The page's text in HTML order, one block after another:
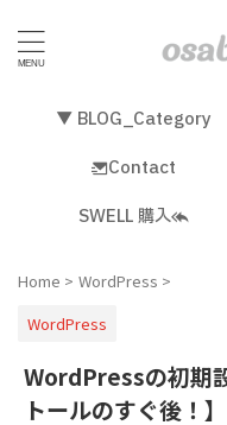
▼ BLOG_Category
Contact
SWELL 購入
Home > WordPress >
WordPress
WordPressの初期
トールのすぐ後！】